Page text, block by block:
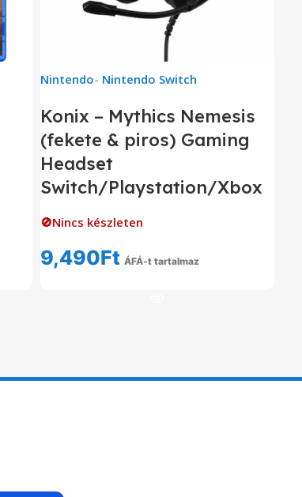
Nintendo- Nintendo Switch
Konix – Mythics Nemesis
(fekete & piros) Gaming
Headset
Switch/Playstation/Xbox
🚫Nincs készleten
9,490Ft ÁFÁ-t tartalmaz